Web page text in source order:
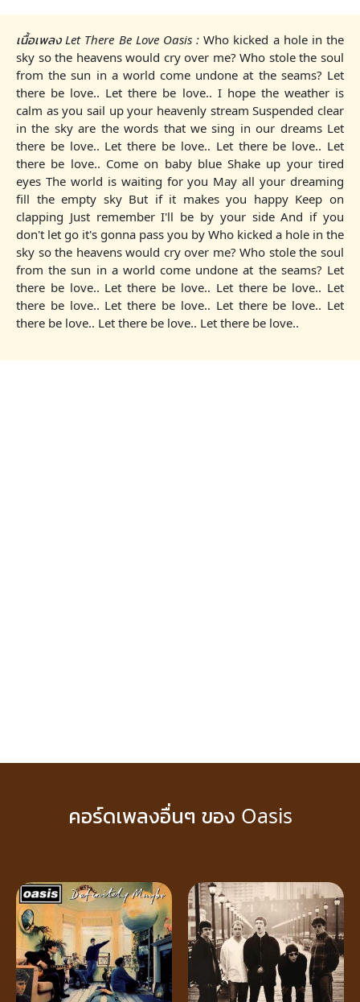
เนื้อเพลง Let There Be Love Oasis :Who kicked a hole in the
sky so the heavens would cry over me? Who stole the soul
from the sun in a world come undone at the seams? Let
there be love.. Let there be love.. I hope the weather is
calm as you sail up your heavenly stream Suspended clear
in the sky are the words that we sing in our dreams Let
there be love.. Let there be love.. Let there be love.. Let
there be love.. Come on baby blue Shake up your tired
eyes The world is waiting for you May all your dreaming
fill the empty sky But if it makes you happy Keep on
clapping Just remember I'll be by your side And if you
don't let go it's gonna pass you by Who kicked a hole in the
sky so the heavens would cry over me? Who stole the soul
from the sun in a world come undone at the seams? Let
there be love.. Let there be love.. Let there be love.. Let
there be love.. Let there be love.. Let there be love.. Let
there be love.. Let there be love.. Let there be love..
คอร์ดเพลงอื่นๆ ของ Oasis